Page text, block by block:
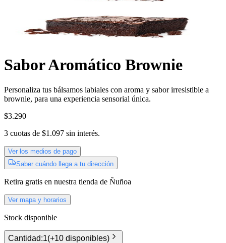
Sabor Aromático Brownie
Personaliza tus bálsamos labiales con aroma y sabor irresistible a
brownie, para una experiencia sensorial única.
$3.290
3 cuotas de $1.097 sin interés.
Ver los medios de pago
Saber cuándo llega a tu dirección
Retira gratis en nuestra tienda de Ñuñoa
Ver mapa y horarios
Stock disponible
Cantidad:1(+10 disponibles)